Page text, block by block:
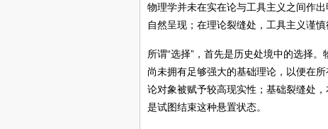
物理学并未在实在论与工具主义之间作
自然呈现；在理论裂缝处，工具主义谨慎
所谓“选择”，首先是历史处境中的选择
尚未拥有足够强大的基础理论，以便在
论对象被赋予较高现实性；基础裂缝处
是试图结束这种悬置状态。